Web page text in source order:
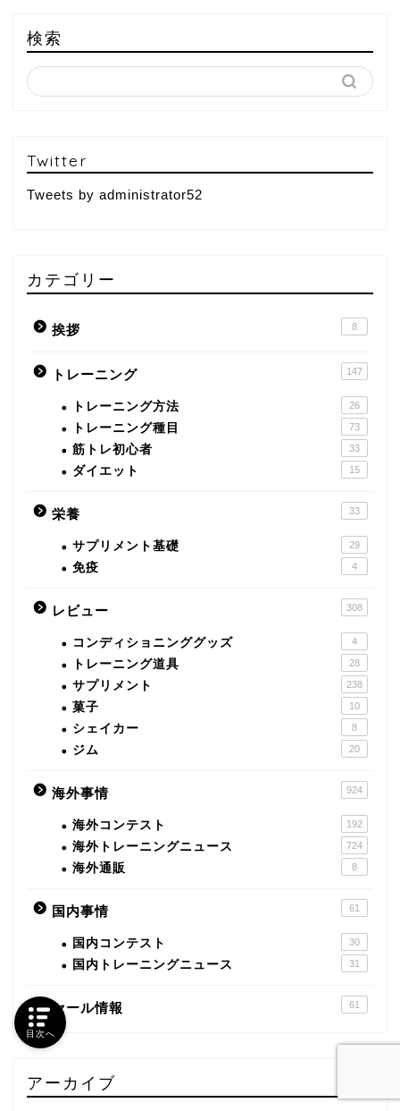
検索
Twitter
Tweets by administrator52
カテゴリー
挨拶 8
トレーニング 147
トレーニング方法 26
トレーニング種目 73
筋トレ初心者 33
ダイエット 15
栄養 33
サプリメント基礎 29
免疫 4
レビュー 308
コンディショニンググッズ 4
トレーニング道具 28
サプリメント 238
菓子 10
シェイカー 8
ジム 20
海外事情 924
海外コンテスト 192
海外トレーニングニュース 724
海外通販 8
国内事情 61
国内コンテスト 30
国内トレーニングニュース 31
セール情報 61
アーカイブ
目次へ